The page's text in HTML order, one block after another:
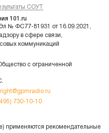
СОУТ
101.ru
№ ФС77-81931 от 16.09.2021,
в сфере связи,
коммуникаций
с ограниченной
730-10-10
применяются рекомендательные